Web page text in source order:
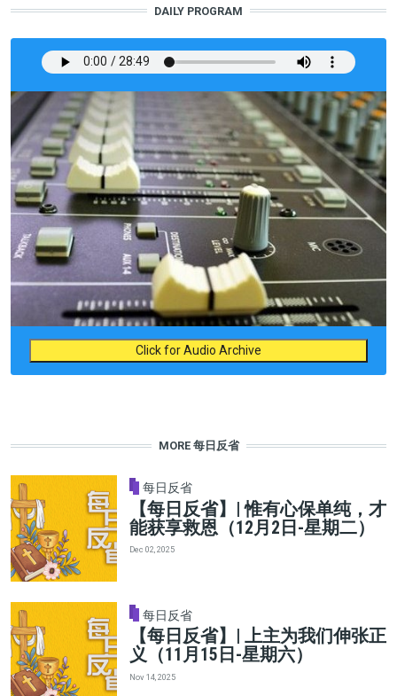
DAILY PROGRAM
Click for Audio Archive
MORE 每日反省
每日反省
【每日反省】| 惟有心保单纯，才
能获享救恩（12月2日-星期二）
Dec 02, 2025
每日反省
【每日反省】| 上主为我们伸张正
义（11月15日-星期六）
Nov 14, 2025